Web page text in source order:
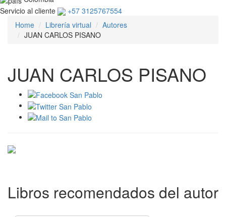
Servicio al cliente
+57 3125767554
Home
Librería virtual
Autores
JUAN CARLOS PISANO
JUAN CARLOS PISANO
Libros recomendados del autor